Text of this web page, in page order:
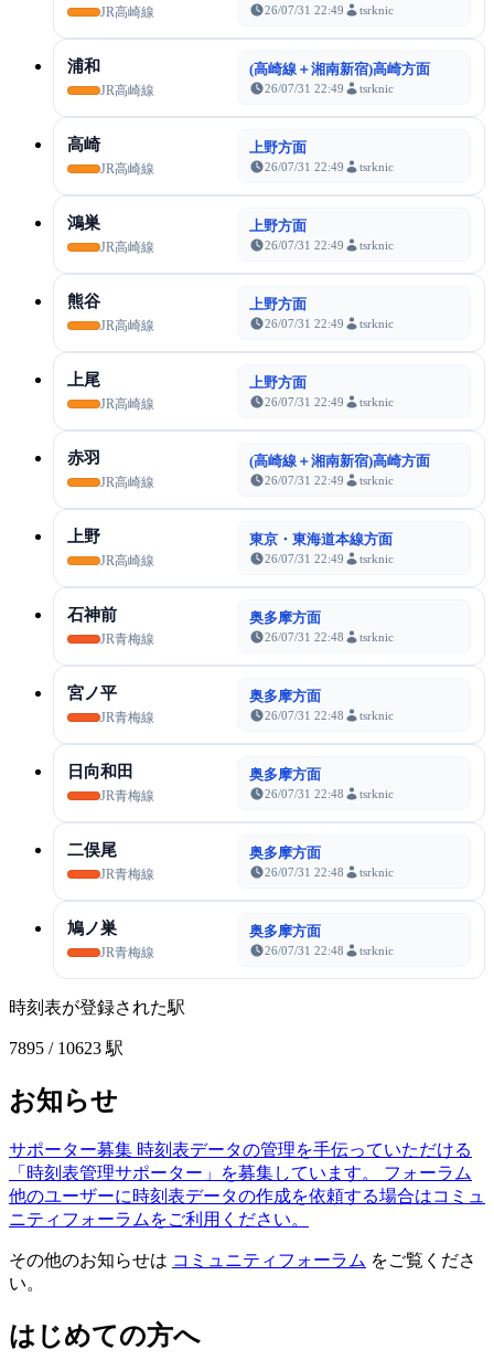
JR高崎線 26/07/31 22:49 tsrknic
浦和
JR高崎線
(高崎線＋湘南新宿)高崎方面
26/07/31 22:49 tsrknic
高崎
JR高崎線
上野方面
26/07/31 22:49 tsrknic
鴻巣
JR高崎線
上野方面
26/07/31 22:49 tsrknic
熊谷
JR高崎線
上野方面
26/07/31 22:49 tsrknic
上尾
JR高崎線
上野方面
26/07/31 22:49 tsrknic
赤羽
JR高崎線
(高崎線＋湘南新宿)高崎方面
26/07/31 22:49 tsrknic
上野
JR高崎線
東京・東海道本線方面
26/07/31 22:49 tsrknic
石神前
JR青梅線
奥多摩方面
26/07/31 22:48 tsrknic
宮ノ平
JR青梅線
奥多摩方面
26/07/31 22:48 tsrknic
日向和田
JR青梅線
奥多摩方面
26/07/31 22:48 tsrknic
二俣尾
JR青梅線
奥多摩方面
26/07/31 22:48 tsrknic
鳩ノ巣
JR青梅線
奥多摩方面
26/07/31 22:48 tsrknic
時刻表が登録された駅
7895 / 10623 駅
お知らせ
サポーター募集 時刻表データの管理を手伝っていただける
「時刻表管理サポーター」を募集しています。
フォーラム
他のユーザーに時刻表データの作成を依頼する場合はコミュ
ニティフォーラムをご利用ください。
その他のお知らせは コミュニティフォーラム をご覧くださ
い。
はじめての方へ